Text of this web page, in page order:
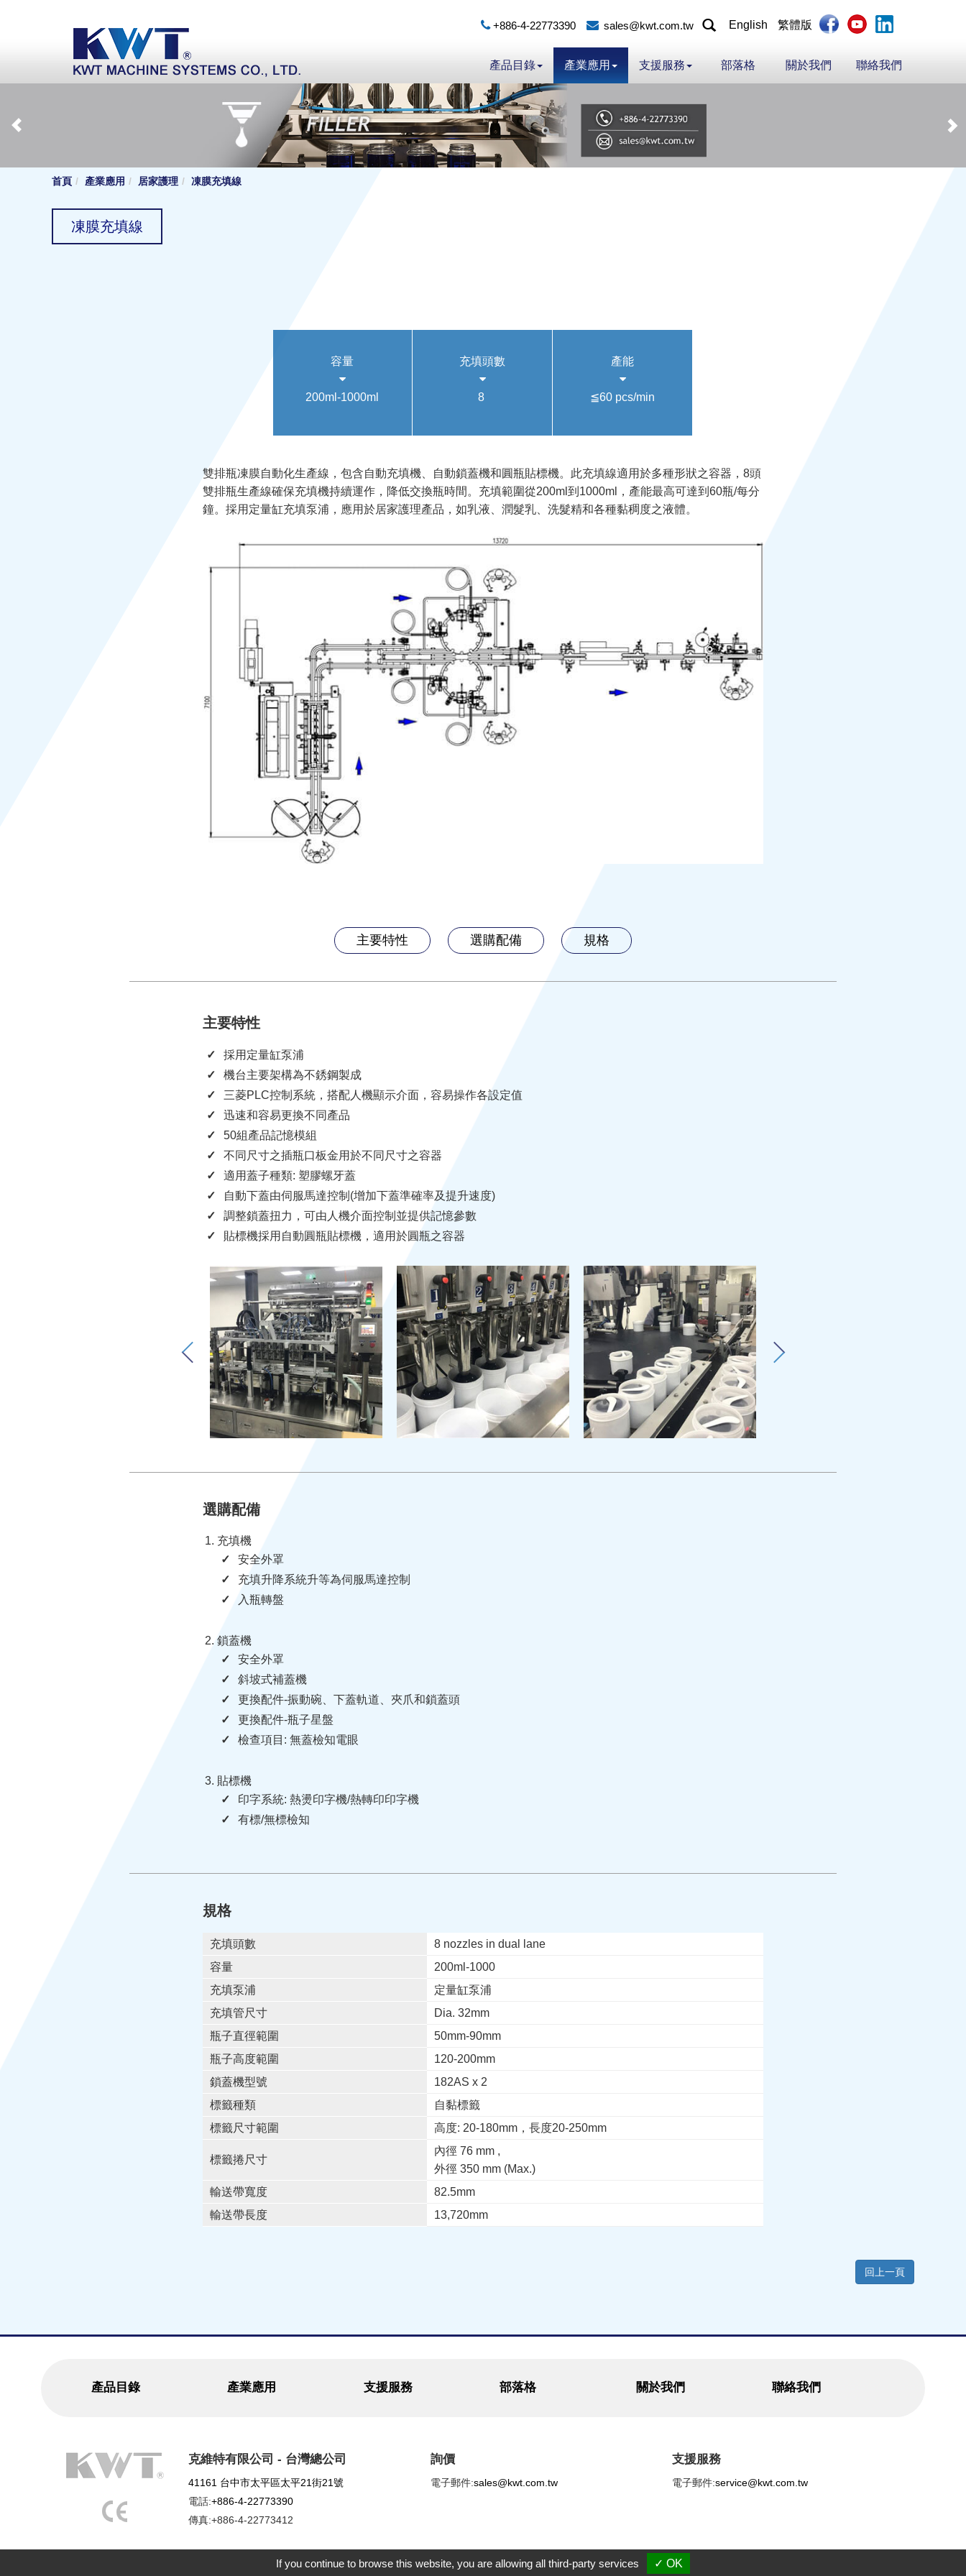
+886-4-22773390 sales@kwt.com.tw English 繁體版
產品目錄 產業應用 支援服務 部落格 關於我們 聯絡我們
首頁 產業應用 居家護理 凍膜充填線
凍膜充填線
容量
200ml-1000ml
充填頭數
8
產能
≦60 pcs/min
雙排瓶凍膜自動化生產線，包含自動充填機、自動鎖蓋機和圓瓶貼標機。此充填線適用於多種形狀之容器，8頭
雙排瓶生產線確保充填機持續運作，降低交換瓶時間。充填範圍從200ml到1000ml，產能最高可達到60瓶/每分
鐘。採用定量缸充填泵浦，應用於居家護理產品，如乳液、潤髮乳、洗髮精和各種黏稠度之液體。
主要特性 選購配備 規格
主要特性
採用定量缸泵浦
機台主要架構為不銹鋼製成
三菱PLC控制系統，搭配人機顯示介面，容易操作各設定值
迅速和容易更換不同產品
50組產品記憶模組
不同尺寸之插瓶口板金用於不同尺寸之容器
適用蓋子種類: 塑膠螺牙蓋
自動下蓋由伺服馬達控制(增加下蓋準確率及提升速度)
調整鎖蓋扭力，可由人機介面控制並提供記憶參數
貼標機採用自動圓瓶貼標機，適用於圓瓶之容器
選購配備
充填機
安全外罩
充填升降系統升等為伺服馬達控制
入瓶轉盤
鎖蓋機
安全外罩
斜坡式補蓋機
更換配件-振動碗、下蓋軌道、夾爪和鎖蓋頭
更換配件-瓶子星盤
檢查項目: 無蓋檢知電眼
貼標機
印字系統: 熱燙印字機/熱轉印印字機
有標/無標檢知
規格
充填頭數
8 nozzles in dual lane
容量
200ml-1000
充填泵浦
定量缸泵浦
充填管尺寸
Dia. 32mm
瓶子直徑範圍
50mm-90mm
瓶子高度範圍
120-200mm
鎖蓋機型號
182AS x 2
標籤種類
自黏標籤
標籤尺寸範圍
高度: 20-180mm，長度20-250mm
標籤捲尺寸
內徑 76 mm ,
外徑 350 mm (Max.)
輸送帶寬度
82.5mm
輸送帶長度
13,720mm
回上一頁
產品目錄 產業應用 支援服務 部落格 關於我們 聯絡我們
克維特有限公司 - 台灣總公司
41161 台中市太平區太平21街21號
電話:+886-4-22773390
傳真:+886-4-22773412
詢價
電子郵件:sales@kwt.com.tw
支援服務
電子郵件:service@kwt.com.tw
If you continue to browse this website, you are allowing all third-party services ✓ OK